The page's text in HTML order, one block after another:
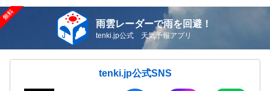
雨雲レーダーで雨を回避！
tenki.jp公式 天気予報アプリ
tenki.jp公式SNS